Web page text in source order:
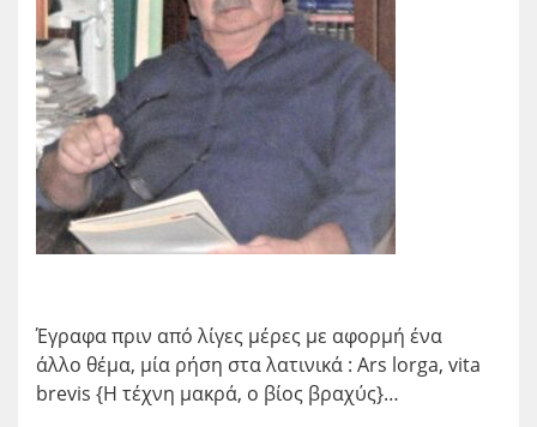
Έγραφα πριν από λίγες μέρες με αφορμή ένα
άλλο θέμα, μία ρήση στα λατινικά : Ars lorga, vita
brevis {Η τέχνη μακρά, ο βίος βραχύς}…